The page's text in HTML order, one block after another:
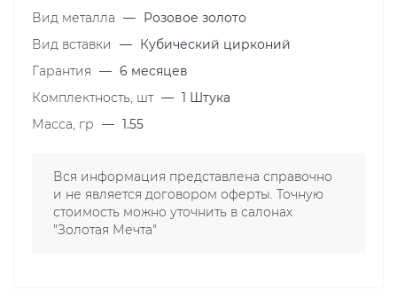
Вид металла — Розовое золото
Вид вставки
— Кубический цирконий
Гарантия — 6 месяцев
Комплектность, шт — 1 Штука
Масса, гр — 1.55
Вся информация представлена справочно
и не является договором оферты. Точную
стоимость можно уточнить в салонах
"Золотая Мечта"